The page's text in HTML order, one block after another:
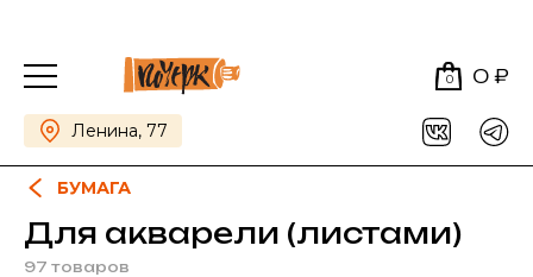
0 0 ₽
Ленина, 77
БУМАГА
Для акварели (листами)
97 товаров